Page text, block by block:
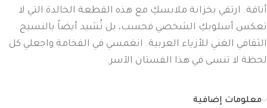
أناقة. ارتقي بخزانة ملابسكِ مع هذه القطعة الخالدة التي لا
تعكس أسلوبكِ الشخصي فحسب، بل تُشيد أيضاً بالنسيج
الثقافي الغني للأزياء العربية. انغمسي في الفخامة واجعلي كل
لحظة لا تنسى في هذا الفستان الآسر.
معلومات إضافية